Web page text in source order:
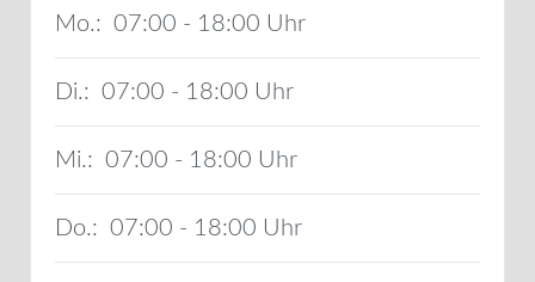
Mo.: 07:00 - 18:00
Di.: 07:00 - 18:00
Mi.: 07:00 - 18:00
Do.: 07:00 - 18:00